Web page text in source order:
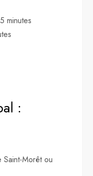
minutes
:
Morêt ou